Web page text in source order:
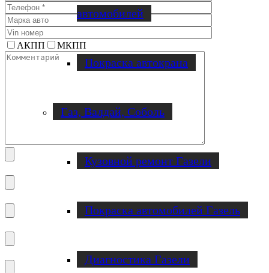
автомобилей
Покраска автокрана
Газ, Валдай, Соболь
Кузовной ремонт Газели
Покраска автомобилей Газель
Диагностика Газели
АКПП МКПП